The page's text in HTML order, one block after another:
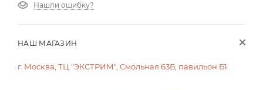
Нашли ошибку?
НАШ МАГАЗИН
г. Москва, ТЦ "ЭКСТРИМ", Смольная 63Б, павильон Б1